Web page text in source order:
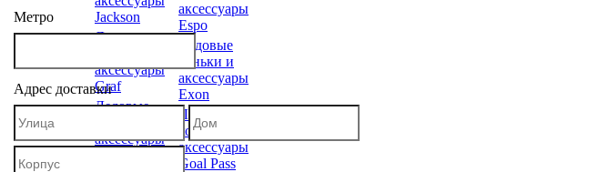
Jackson
Ледовые
аксессуары
Graf
Ледовые
аксессуары
аксессуары
Espo
Ледовые
коньки и
аксессуары
Exon
Ледовые
коньки и
аксессуары
Goal Pass
Метро
Адрес доставки